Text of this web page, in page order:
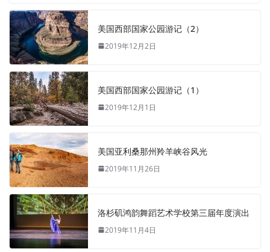
美国西部国家公园游记（2）
2019年12月2日
美国西部国家公园游记（1）
2019年12月1日
美国亚利桑那州羚羊峡谷风光
2019年11月26日
洛杉矶鸿韵舞蹈艺术学校第三届年度演出
2019年11月4日